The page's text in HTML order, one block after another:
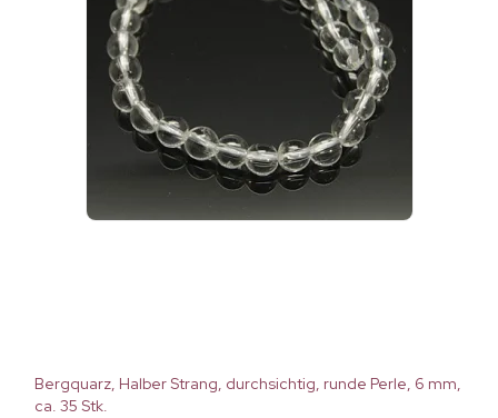
Bergquarz, Halber Strang, durchsichtig, runde Perle, 6 mm,
ca. 35 Stk.